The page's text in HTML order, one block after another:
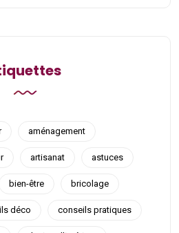
aménagement
artisanat astuces
bien-être bricolage
déco conseils pratiques